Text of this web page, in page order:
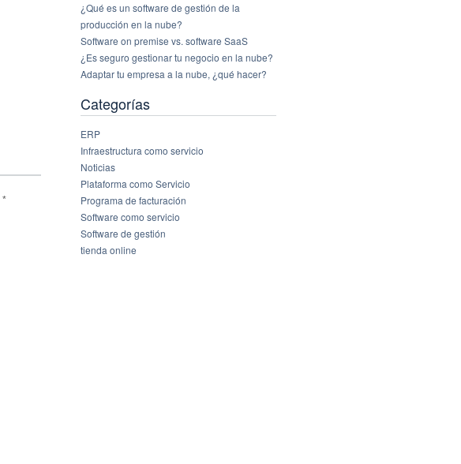
*
¿Qué es un software de gestión de la
producción en la nube?
Software on premise vs. software SaaS
¿Es seguro gestionar tu negocio en la nube?
Adaptar tu empresa a la nube, ¿qué hacer?
Categorías
ERP
Infraestructura como servicio
Noticias
Plataforma como Servicio
Programa de facturación
Software como servicio
Software de gestión
tienda online